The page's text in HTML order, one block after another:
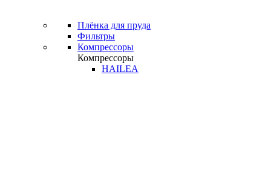
Плёнка для пруда
Фильтры
Компрессоры
Компрессоры
HAILEA